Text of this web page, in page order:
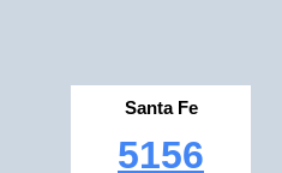
Santa Fe
5156